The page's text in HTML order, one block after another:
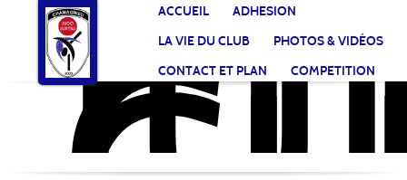
ACCUEIL
ADHESION
LA VIE DU CLUB
PHOTOS & VIDÉOS
CONTACT ET PLAN
COMPETITION
Panneau de gestion des cookies